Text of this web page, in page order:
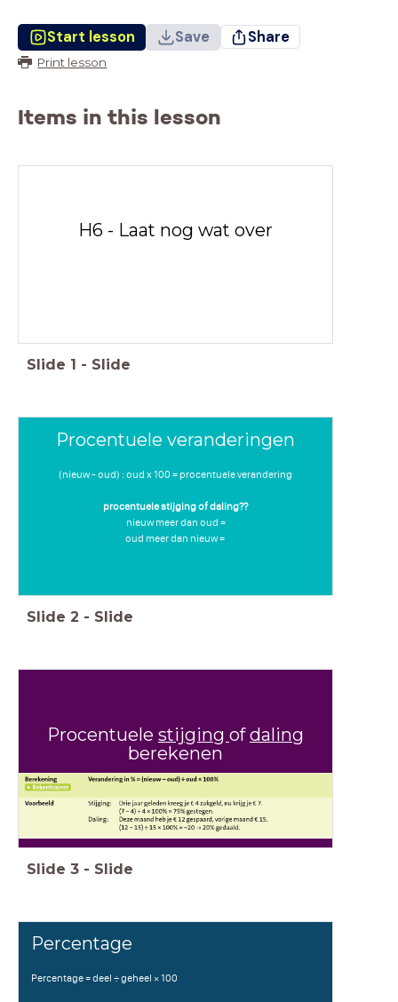
Start lesson Save Share
Print lesson
Items in this lesson
H6 - Laat nog wat over
Slide 1 - Slide
Procentuele veranderingen
(nieuw - oud) : oud x 100 = procentuele verandering
procentuele stijging of daling??
nieuw meer dan oud =
oud meer dan nieuw =
Slide 2 - Slide
Procentuele stijging ofdaling
berekenen
Slide 3 - Slide
Percentage
Percentage = deel ÷ geheel × 100